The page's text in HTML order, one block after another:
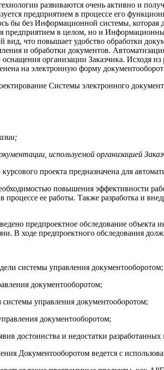
развиваются очень активно и
предприятием в процессе его
бы без Информационной системы,
предприятием в целом, но и
вид, что повышает удобство обработки
и обработки документов.
организации Заказчика. Исходя
на электронную форму
Системы электронного
используемой организацией
проекта предназначена для
повышения эффективности
ее работы. Также разработка и
предпроектное обследование
В ходе предпроектного обследования
системы управления документооборотом;
документооборотом;
управления документооборотом;
документооборотом;
достоинства и недостатки
Документооборотом ведется с